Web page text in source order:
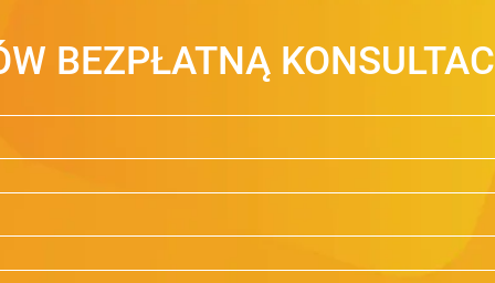
BEZPŁATNĄ